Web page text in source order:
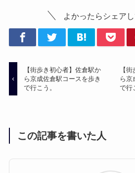
よかったらシェアし
【街歩き初心者】佐倉駅か
ら京成佐倉駅コースを歩き
で行こう。
【
ら京
で行
この記事を書いた人